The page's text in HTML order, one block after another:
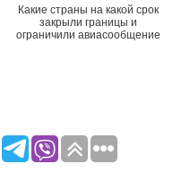
Какие страны на какой срок
закрыли границы и
ограничили авиасообщение